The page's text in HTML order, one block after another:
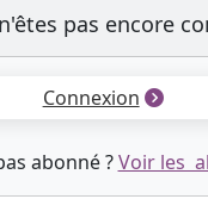
pas encore
Connexion
abonné ?Voir les